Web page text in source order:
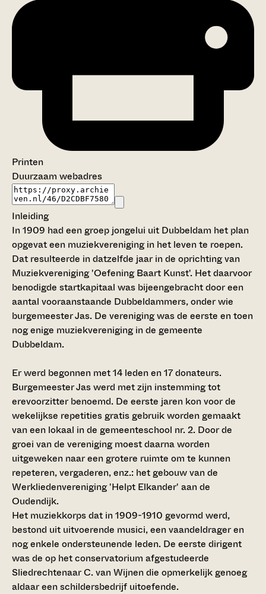
Printen
Duurzaam webadres
Inleiding
In 1909 had een groep jongelui uit Dubbeldam het plan
opgevat een muziekvereniging in het leven te roepen.
Dat resulteerde in datzelfde jaar in de oprichting van
Muziekvereniging 'Oefening Baart Kunst'. Het daarvoor
benodigde startkapitaal was bijeengebracht door een
aantal vooraanstaande Dubbeldammers, onder wie
burgemeester Jas. De vereniging was de eerste en toen
nog enige muziekvereniging in de gemeente
Dubbeldam.
Er werd begonnen met 14 leden en 17 donateurs.
Burgemeester Jas werd met zijn instemming tot
erevoorzitter benoemd. De eerste jaren kon voor de
wekelijkse repetities gratis gebruik worden gemaakt
van een lokaal in de gemeenteschool nr. 2. Door de
groei van de vereniging moest daarna worden
uitgeweken naar een grotere ruimte om te kunnen
repeteren, vergaderen, enz.: het gebouw van de
Werkliedenvereniging 'Helpt Elkander' aan de
Oudendijk.
Het muziekkorps dat in 1909-1910 gevormd werd,
bestond uit uitvoerende musici, een vaandeldrager en
nog enkele ondersteunende leden. De eerste dirigent
was de op het conservatorium afgestudeerde
Sliedrechtenaar C. van Wijnen die opmerkelijk genoeg
aldaar een schildersbedrijf uitoefende.